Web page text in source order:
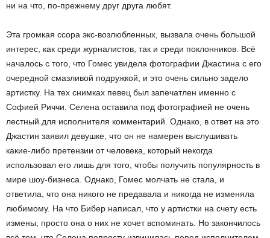
ни на что, по-прежнему друг друга любят.
Эта громкая ссора экс-возлюбленных, вызвала очень большой
интерес, как среди журналистов, так и среди поклонников. Всё
началось с того, что Гомес увидела фотографии Джастина с его
очередной смазливой подружкой, и это очень сильно задело
артистку. На тех снимках певец был запечатлен именно с
Софией Риччи. Селена оставила под фотографией не очень
лестный для исполнителя комментарий. Однако, в ответ на это
Джастин заявил девушке, что он не намерен выслушивать
какие-либо претензии от человека, который некогда
использовал его лишь для того, чтобы получить популярность в
мире шоу-бизнеса. Однако, Гомес молчать не стала, и
ответила, что она никого не предавала и никогда не изменяла
любимому. На что Бибер написал, что у артистки на счету есть
измены, просто она о них не хочет вспоминать. Но закончилось